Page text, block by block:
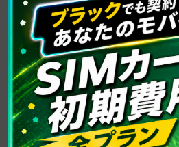
にずらすことができます。
キーボードの絵文字や地球儀
「左右に移動」を選ぶことで
します。